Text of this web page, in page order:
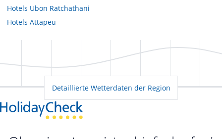
Hotels Ubon Ratchathani
Hotels Attapeu
Detaillierte Wetterdaten der Region